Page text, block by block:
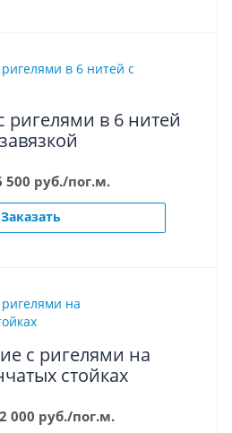
ригелями в 6 нитей
500 руб./пог.м.
Заказать
с ригелями на
стойках
000 руб./пог.м.